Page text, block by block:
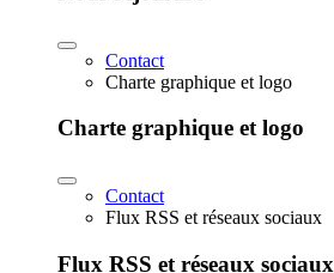
Contact
Charte graphique et logo
Charte graphique et logo
Contact
Flux RSS et réseaux sociaux
Flux RSS et réseaux sociaux